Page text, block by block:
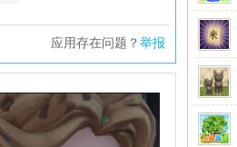
应用存在问题？ 举报